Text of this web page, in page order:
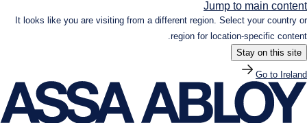
Jump to main content
It looks like you are visiting from a different region. Select your country or
region for location-specific content.
Stay on this site
Go to Ireland